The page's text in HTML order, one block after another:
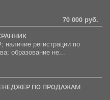
70 000 руб.
месту жительства; образование не...
ПО ПРОДАЖАМ